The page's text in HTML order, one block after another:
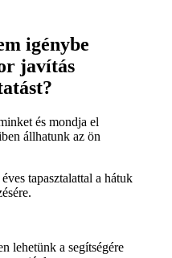
igénybe
javítás
és mondja el
állhatunk az ön
tapasztalattal a hátuk
lehetünk a segítségére